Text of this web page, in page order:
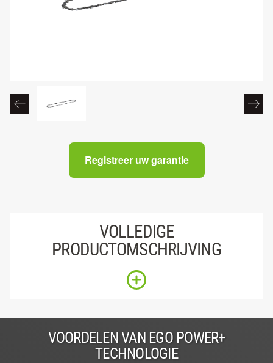
Registreer uw garantie
VOLLEDIGE
PRODUCTOMSCHRIJVING
VOORDELEN VAN EGO POWER+
TECHNOLOGIE